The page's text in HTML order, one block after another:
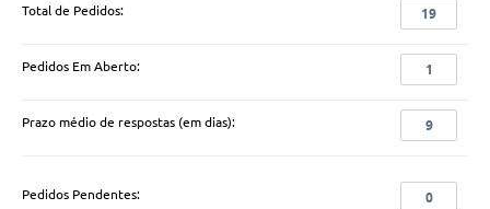
Total de Pedidos: 19
Pedidos Em Aberto: 1
Prazo médio de respostas (em dias): 9
Pedidos Pendentes: 0